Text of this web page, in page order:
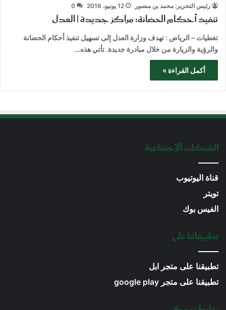
رئيس التحرير: محمد بن منصور 12 يونيو، 2016 0
تنفيذ أحكام الحضانة: مراكز جديدة | العدل
تغطيات – الرياض : تهدف وزارة العدل إلى تسهيل تنفيذ أحكام الحضانة
والرؤية والزيارة من خلال مبادرة جديدة. تأتي هذه…
أكمل القراءة »
الشبكات الإجتماعية
قناة اليوتيوب
تويتر
الفيس بوك
تطبيقاتنا على
تطبيقنا على متجر ابل
تطبيقنا على متجر google play